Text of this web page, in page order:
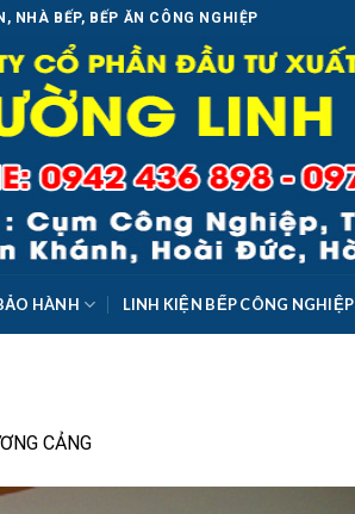
NHÀ BẾP, BẾP ĂN CÔNG NGHIỆP
HÀNH LINH KIỆN BẾP CÔNG NGHIỆP
CẢNG